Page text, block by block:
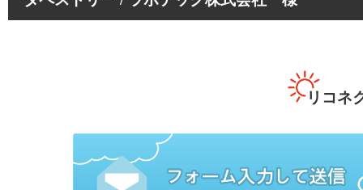
リコネ